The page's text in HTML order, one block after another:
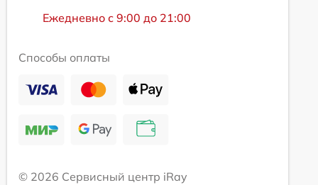
Ежедневно с 9:00 до 21:00
Способы оплаты
© 2026 Сервисный центр iRay